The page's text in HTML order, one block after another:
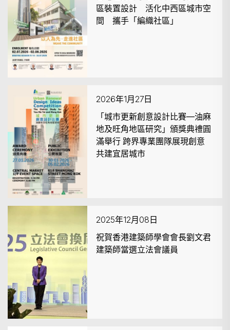
區裝置設計 活化中西區城市空
間 攜手「編織社區」
2026年1月27日
「城市更新創意設計比賽—油麻
地及旺角地區研究」頒獎典禮圓
滿舉行 跨界專業團隊展現創意
共建宜居城市
2025年12月08日
祝賀香港建築師學會會長劉文君
建築師當選立法會議員